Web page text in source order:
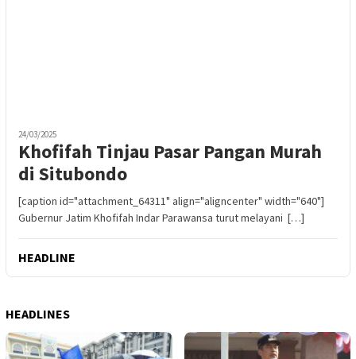
24/03/2025
Khofifah Tinjau Pasar Pangan Murah
di Situbondo
[caption id="attachment_64311" align="aligncenter" width="640"]
Gubernur Jatim Khofifah Indar Parawansa turut melayani […]
HEADLINE
HEADLINES